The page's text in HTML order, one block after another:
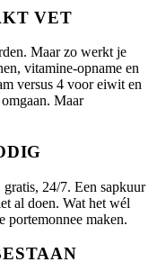
VET
Maar zo werkt je
vitamine-opname en
versus 4 voor eiwit en
Maar
24/7. Een sapkuur
al doen. Wat het wél
portemonnee maken.